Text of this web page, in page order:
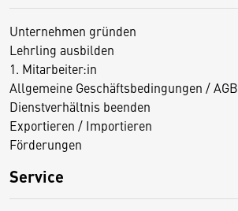
Unternehmen gründen
Lehrling ausbilden
1. Mitarbeiter:in
Allgemeine Geschäftsbedingungen / AGB
Dienstverhältnis beenden
Exportieren / Importieren
Förderungen
Service